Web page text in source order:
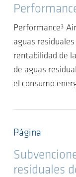
Performance³
aguas
rentabilidad de
de aguas
el consumo
Página
residuales